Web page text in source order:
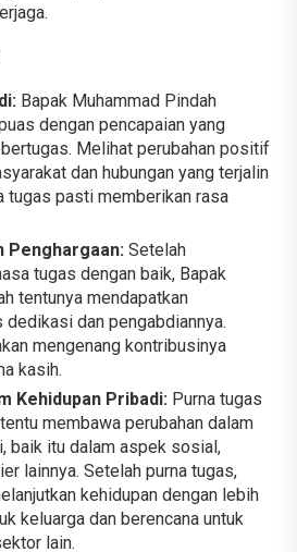
Bapak Muhammad Pindah
dengan pencapaian yang
Melihat perubahan positif
dan hubungan yang terjalin
tugas pasti memberikan rasa
Penghargaan: Setelah
tugas dengan baik, Bapak
tentunya mendapatkan
dedikasi dan pengabdiannya.
mengenang kontribusinya
kasih.
Kehidupan Pribadi: Purna tugas
membawa perubahan dalam
baik itu dalam aspek sosial,
lainnya. Setelah purna tugas,
kehidupan dengan lebih
keluarga dan berencana untuk
lain.